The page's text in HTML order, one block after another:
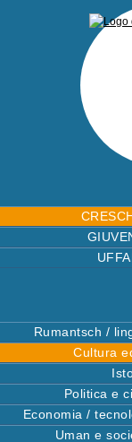
Rumantsch /
Cultura
Politica e
Economia /
Uman e